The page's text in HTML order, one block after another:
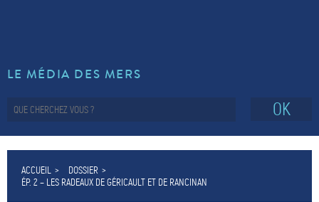
LE MÉDIA DES MERS
OK
ACCUEIL
DOSSIER
ÉP. 2 – LES RADEAUX DE GÉRICAULT ET DE RANCINAN